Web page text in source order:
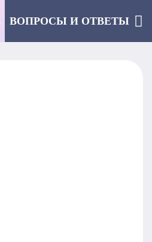
ВОПРОСЫ И ОТВЕТЫ